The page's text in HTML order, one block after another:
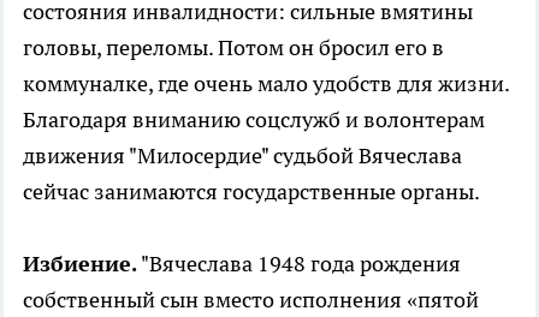
состояния инвалидности: сильные вмятины
головы, переломы. Потом он бросил его в
коммуналке, где очень мало удобств для жизни.
Благодаря вниманию соцслужб и волонтерам
движения "Милосердие" судьбой Вячеслава
сейчас занимаются государственные органы.
Избиение."Вячеслава 1948 года рождения
собственный сын вместо исполнения «пятой